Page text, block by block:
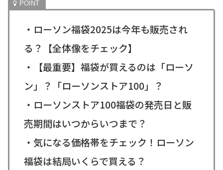
・ローソン福袋2025は今年も販売され
る？【全体像をチェック】
・【最重要】福袋が買えるのは「ローソ
ン」？「ローソンストア100」？
・ローソンストア100福袋の発売日と販
売期間はいつからいつまで？
・気になる価格帯をチェック！ローソン
福袋は結局いくらで買える？